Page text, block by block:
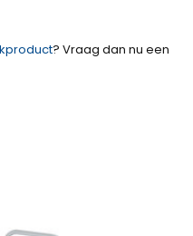
? Vraag dan nu een